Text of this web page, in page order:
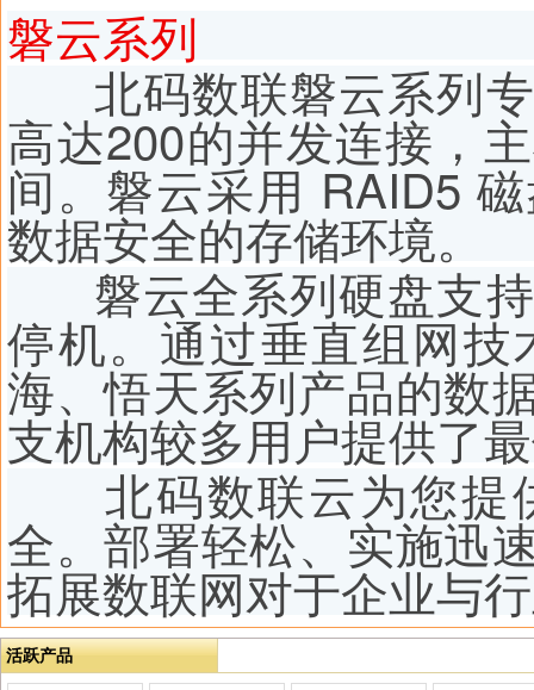
磐云系列
北码数联磐云系列专
高达200的并发连接，
间。磐云采用 RAID5
数据安全的存储环境。
磐云全系列硬盘支持
停机。通过垂直组网
海、悟天系列产品的数
支机构较多用户提供了
北码数联云为您提
全。部署轻松、实施迅
拓展数联网对于企业与
活跃产品